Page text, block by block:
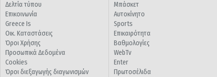
Δελτία τύπου
Επικοινωνία
Greece Is
Οικ. Καταστάσεις
Όροι Χρήσης
Προσωπικά Δεδομένα
Cookies
Όροι διεξαγωγής διαγωνισμών
Μπάσκετ
Αυτοκίνητο
Sports
Επικαιρότητα
Βαθμολογίες
WebTv
Enter
Πρωτοσέλιδα